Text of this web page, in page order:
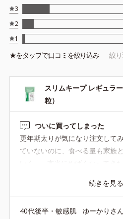
3
2
1
★をタップで口コミを絞り込み 絞
スリムキープ レギュラ
粒）
ついに買ってしまった
更年期太りが気になり注文して
ていないのに、食べる量も家族
チシェイクをたまに取り入れた
はわかりませんが、安心感はあ
続きを見る
40代後半・敏感肌 ゆーかりさん